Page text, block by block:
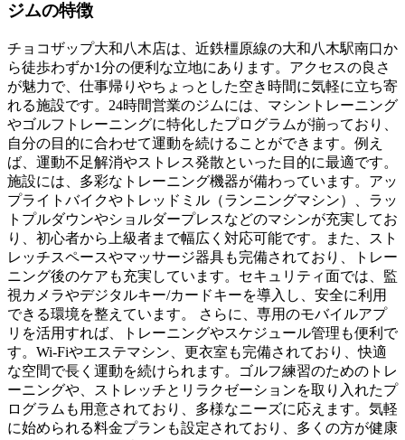
ジムの特徴
チョコザップ大和八木店は、近鉄橿原線の大和八木駅南口か
ら徒歩わずか1分の便利な立地にあります。アクセスの良さ
が魅力で、仕事帰りやちょっとした空き時間に気軽に立ち寄
れる施設です。24時間営業のジムには、マシントレーニング
やゴルフトレーニングに特化したプログラムが揃っており、
自分の目的に合わせて運動を続けることができます。例え
ば、運動不足解消やストレス発散といった目的に最適です。
施設には、多彩なトレーニング機器が備わっています。アッ
プライトバイクやトレッドミル（ランニングマシン）、ラッ
トプルダウンやショルダープレスなどのマシンが充実してお
り、初心者から上級者まで幅広く対応可能です。また、スト
レッチスペースやマッサージ器具も完備されており、トレー
ニング後のケアも充実しています。セキュリティ面では、監
視カメラやデジタルキー/カードキーを導入し、安全に利用
できる環境を整えています。 さらに、専用のモバイルアプ
リを活用すれば、トレーニングやスケジュール管理も便利で
す。Wi-Fiやエステマシン、更衣室も完備されており、快適
な空間で長く運動を続けられます。ゴルフ練習のためのトレ
ーニングや、ストレッチとリラクゼーションを取り入れたプ
ログラムも用意されており、多様なニーズに応えます。気軽
に始められる料金プランも設定されており、多くの方が健康